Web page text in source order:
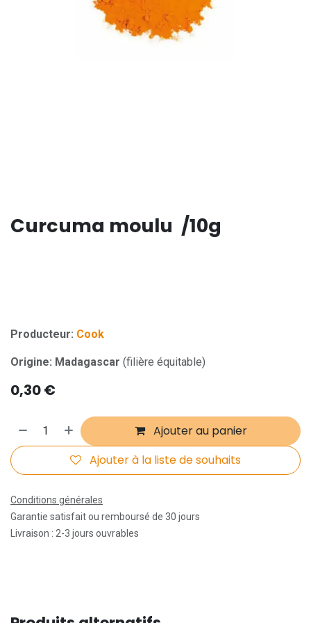
Curcuma moulu /10g
Producteur: Cook
Origine: Madagascar (filière équitable)
0,30€
Ajouter au panier
Ajouter à la liste de souhaits
Conditions générales
Garantie satisfait ou remboursé de 30 jours
Livraison : 2-3 jours ouvrables